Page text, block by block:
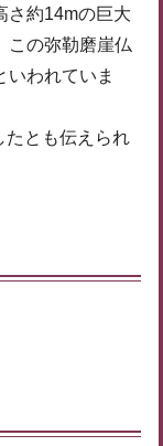
さ約14mの巨大
この弥勒磨崖仏
いわれていま
たとも伝えられ